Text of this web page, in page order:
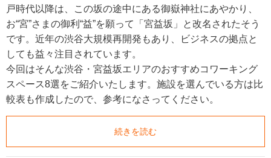
戸時代以降は、この坂の途中にある御嶽神社にあやかり、
お“宮”さまの御利“益”を願って「宮益坂」と改名されたそう
です。近年の渋谷大規模再開発もあり、ビジネスの拠点と
しても益々注目されています。
今回はそんな渋谷・宮益坂エリアのおすすめコワーキング
スペース8選をご紹介いたします。施設を選んでいる方は比
較表も作成したので、参考になさってください。
続きを読む